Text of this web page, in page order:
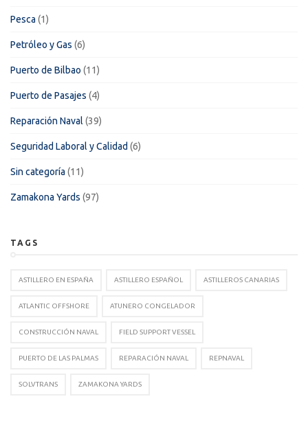
Pesca (1)
Petróleo y Gas (6)
Puerto de Bilbao (11)
Puerto de Pasajes (4)
Reparación Naval (39)
Seguridad Laboral y Calidad (6)
Sin categoría (11)
Zamakona Yards (97)
TAGS
ASTILLERO EN ESPAÑA ASTILLERO ESPAÑOL ASTILLEROS CANARIAS
ATLANTIC OFFSHORE ATUNERO CONGELADOR
CONSTRUCCIÓN NAVAL FIELD SUPPORT VESSEL
PUERTO DE LAS PALMAS REPARACIÓN NAVAL REPNAVAL
SOLVTRANS ZAMAKONA YARDS